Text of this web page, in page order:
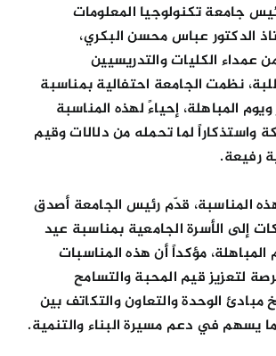
جامعة تكنولوجيا المعلومات
الدكتور عباس محسن البكري،
عمداء الكليات والتدريسيين
نظمت الجامعة احتفالية بمناسبة
ويوم المباهلة، إحياءً لهذه المناسبة
واستذكاراً لما تحمله من دلالات وقيم
رفيعة.
المناسبة، قدّم رئيس الجامعة أصدق
إلى الأسرة الجامعية بمناسبة عيد
المباهلة، مؤكداً أن هذه المناسبات
لتعزيز قيم المحبة والتسامح
مبادئ الوحدة والتعاون والتكاتف بين
يسهم في دعم مسيرة البناء والتنمية.